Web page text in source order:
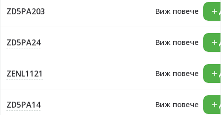
ZD5PA203 Виж повече
ZD5PA24 Виж повече
ZENL1121 Виж повече
ZD5PA14 Виж повече